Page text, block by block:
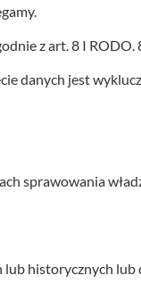
z art. 8 I RODO.
danych jest
sprawowania
historycznych